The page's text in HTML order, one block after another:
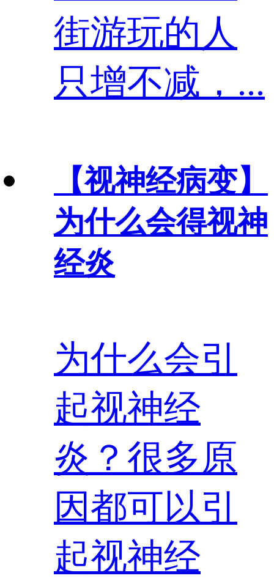
街游玩的人
只增不减，...
【视神经病变】
为什么会得视神
经炎
为什么会引
起视神经
炎？很多原
因都可以引
起视神经